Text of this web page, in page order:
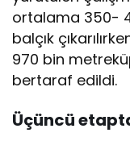
ortalama 350-
balçık
970 bin
bertaraf edildi.
Üçüncü